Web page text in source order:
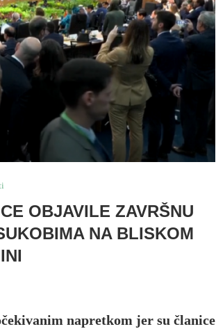
OBJAVILE ZAVRŠNU
NA BLISKOM
napretkom jer su članice